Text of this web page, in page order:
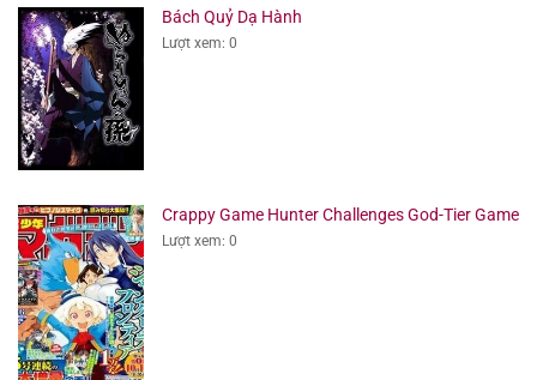
Bách Quỷ Dạ Hành
Lượt xem: 0
Crappy Game Hunter Challenges God-Tier Game
Lượt xem: 0